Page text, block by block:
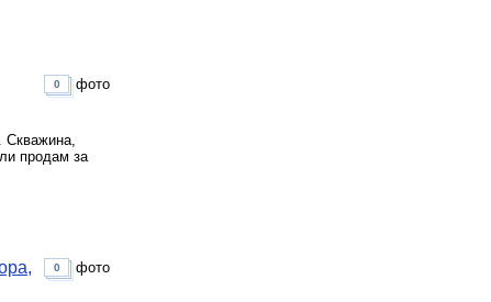
Скважина,
продам за
0 фото
0 фото